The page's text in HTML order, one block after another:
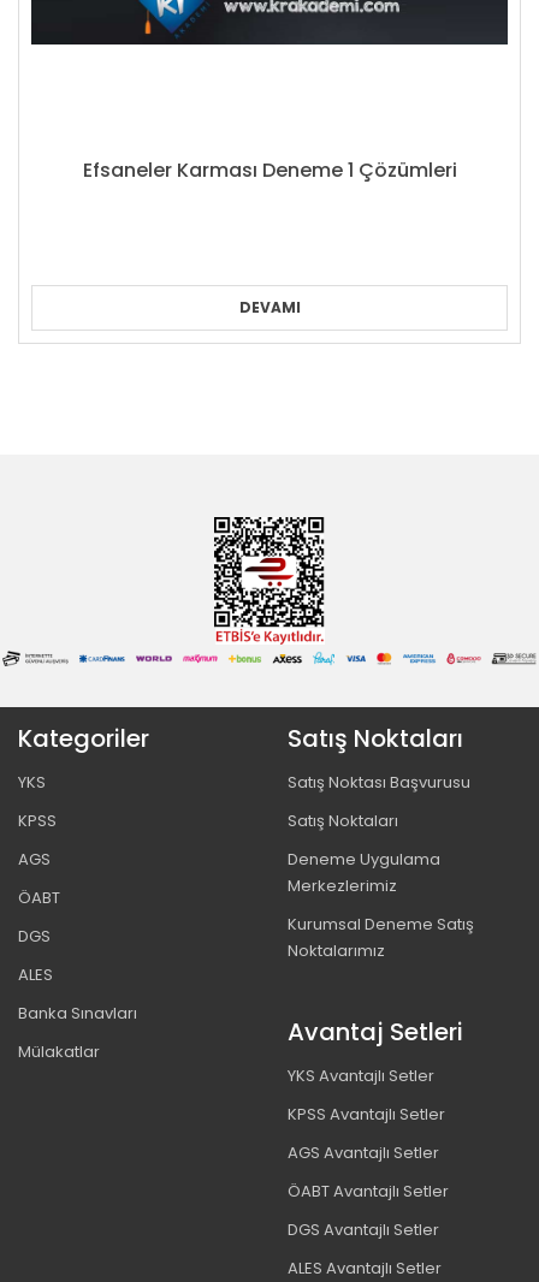
Efsaneler Karması Deneme 1 Çözümleri
DEVAMI
Kategoriler
YKS
KPSS
AGS
ÖABT
DGS
ALES
Banka Sınavları
Mülakatlar
Satış Noktaları
Satış Noktası Başvurusu
Satış Noktaları
Deneme Uygulama
Merkezlerimiz
Kurumsal Deneme Satış
Noktalarımız
Avantaj Setleri
YKS Avantajlı Setler
KPSS Avantajlı Setler
AGS Avantajlı Setler
ÖABT Avantajlı Setler
DGS Avantajlı Setler
ALES Avantajlı Setler